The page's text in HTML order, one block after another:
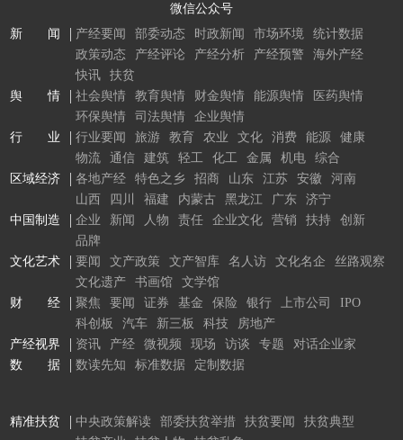
微信公众号
新 闻
产经要闻 部委动态 时政新闻 市场环境
统计数据
政策动态
产经评论 产经分析 产经预警
海外产经
快讯
扶贫
舆 情
社会舆情 教育舆情 财金舆情 能源舆情
医药舆情
环保舆情
司法舆情
企业舆情
行 业
行业要闻 旅游 教育 农业 文化 消费 能源
健康
物流
通信 建筑 轻工 化工 金属 机电
综合
区域经济
各地产经 特色之乡 招商 山东 江苏 安徽
河南
山西
四川 福建 内蒙古 黑龙江 广东
济宁
中国制造
企业 新闻 人物 责任 企业文化 营销 扶持
创新
品牌
文化艺术
要闻 文产政策 文产智库 名人访 文化名企
丝路观察
文化遗产
书画馆
文学馆
财 经
聚焦 要闻 证券 基金 保险 银行 上市公司
IPO
科创板
汽车 新三板 科技
房地产
产经视界
资讯 产经 微视频 现场 访谈 专题
对话企业家
数 据
数读先知 标准数据 定制数据
精准扶贫 中央政策解读 部委扶贫举措 扶贫要闻
扶贫典型